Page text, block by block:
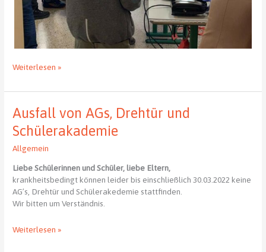
Kuchenbasar
Spendenaktion
Weiterlesen »
Ausfall von AGs, Drehtür und
Schülerakademie
Allgemein
Liebe Schülerinnen und Schüler, liebe Eltern,
krankheitsbedingt können leider bis einschließlich 30.03.2022 keine
AG’s, Drehtür und Schülerakedemie stattfinden.
Wir bitten um Verständnis.
Ausfall
Weiterlesen »